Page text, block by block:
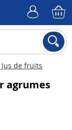
Jus de fruits
agrumes